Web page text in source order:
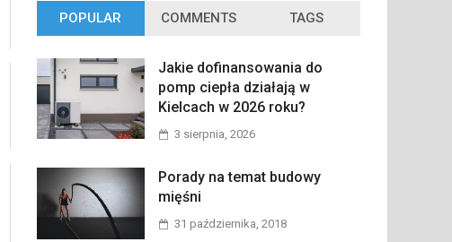
POPULAR COMMENTS TAGS
Jakie dofinansowania do
pomp ciepła działają w
Kielcach w 2026 roku?
3 sierpnia, 2026
Porady na temat budowy
mięśni
31 października, 2018